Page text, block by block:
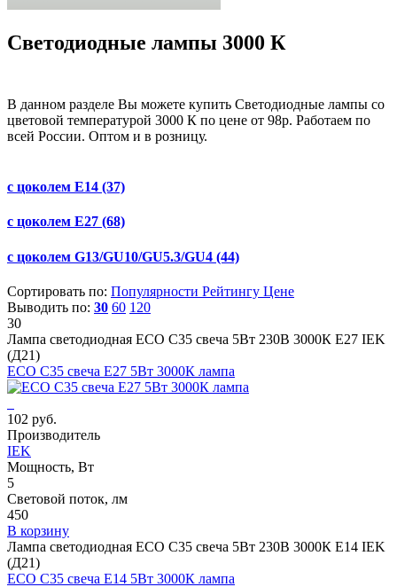
Светодиодные лампы 3000 К
В данном разделе Вы можете купить Светодиодные лампы со
цветовой температурой 3000 К по цене от 98р. Работаем по
всей России. Оптом и в розницу.
с цоколем E14 (37)
с цоколем E27 (68)
с цоколем G13/GU10/GU5.3/GU4 (44)
Сортировать по: Популярности Рейтингу Цене
Выводить по: 30 60 120
30
Лампа светодиодная ECO C35 свеча 5Вт 230В 3000К E27 IEK
(Д21)
ECO C35 свеча E27 5Вт 3000К лампа
102 руб.
Производитель
IEK
Мощность, Вт
5
Световой поток, лм
450
В корзину
Лампа светодиодная ECO C35 свеча 5Вт 230В 3000К E14 IEK
(Д21)
ECO C35 свеча E14 5Вт 3000К лампа